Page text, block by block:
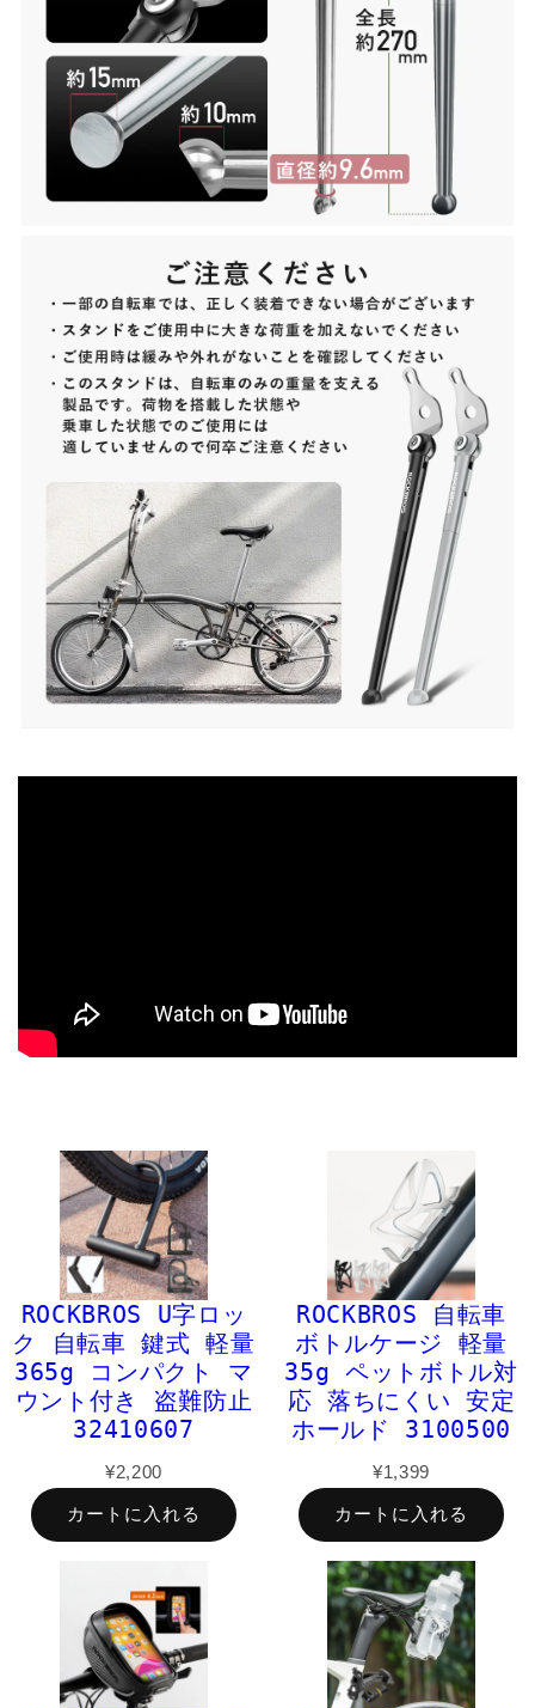
ROCKBROS U字ロッ
ク 自転車 鍵式 軽量
365g コンパクト マ
ウント付き 盗難防止
32410607
¥2,200
カートに入れる
ROCKBROS 自転車
ボトルケージ 軽量
35g ペットボトル対
応 落ちにくい 安定
ホールド 3100500
¥1,399
カートに入れる